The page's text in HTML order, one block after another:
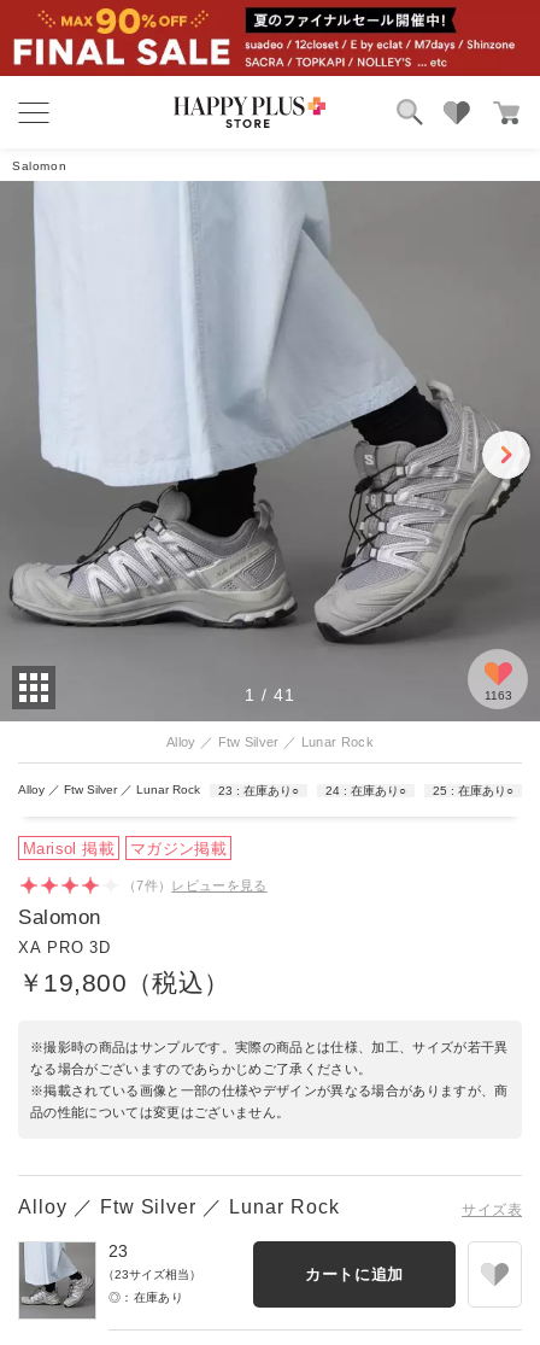
カテゴリ
特集
Salomon
Marisol 掲載 マガジン掲載
1 /41 1163
Alloy ／ Ftw Silver ／ Lunar Rock
Alloy ／ Ftw Silver ／ Lunar Rock 23 在庫あり ○ 24 在庫あり ○ 25 在庫あり ○
（7件） レビューを見る
4.4 7件
レビューを書く
｜カラー:Black ／ Black ／ Magnet
めちゃくちゃ履きやすいし、素敵でした。 他の色も買いたい！
18人のお客様がこのレビューが参考になったと回答しています
ガスパール 2026/01/28 9:21:58
年代:40代前半｜身長:152cm｜カラー:Alloy ／ Ftw Silver ／ Lunar Rock｜サイズ:24
通常は23.5cmですが、細身のサロモンは24cmにしています。若干
靴の中に余裕が出る部分があるけど、NI…
もっと見る
8人のお客様がこのレビューが参考になったと回答しています
Salomon
XA PRO 3D
￥19,800（税込）
※撮影時の商品はサンプルです。実際の商品とは仕様、加工、サイズが若干異
なる場合がございますのであらかじめご了承ください。
※掲載されている画像と一部の仕様やデザインが異なる場合がありますが、商
品の性能については変更はございません。
サイズ表
Alloy ／ Ftw Silver ／ Lunar Rock
23
（23サイズ相当）
◎：在庫あり
カートに追加